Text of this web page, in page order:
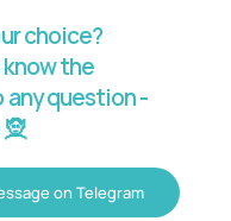
choice?
the
any question -
on Telegram